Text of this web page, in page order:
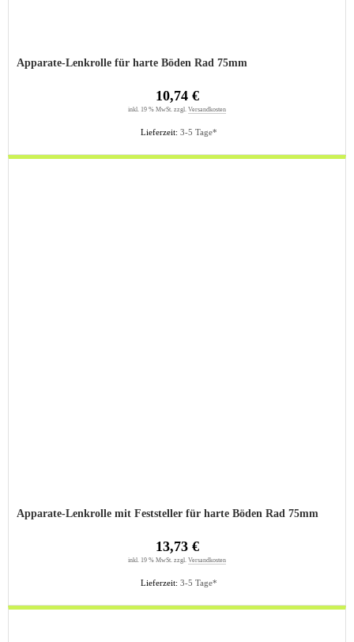
Apparate-Lenkrolle für harte Böden Rad 75mm
Lieferzeit: 3-5 Tage*
10,74 €
inkl. 19 % MwSt. zzgl. Versandkosten
Apparate-Lenkrolle mit Feststeller für harte Böden Rad 75mm
Lieferzeit: 3-5 Tage*
13,73 €
inkl. 19 % MwSt. zzgl. Versandkosten